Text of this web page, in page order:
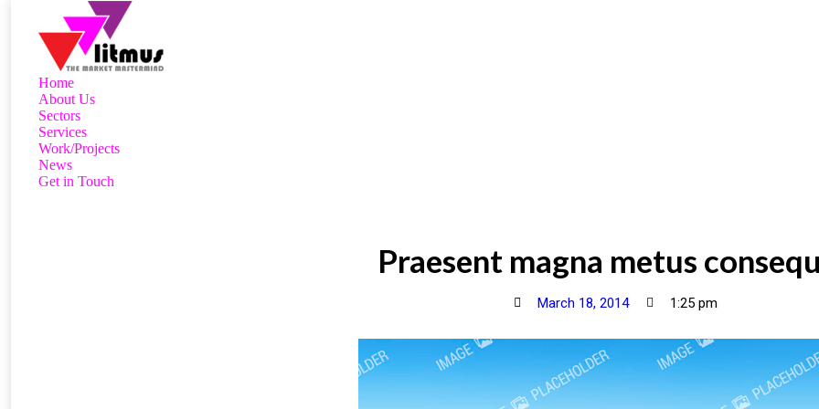
Home
About Us
Sectors
Services
Work/Projects
News
Get in Touch
Praesent magna metus
March 18, 2014 1:25 pm